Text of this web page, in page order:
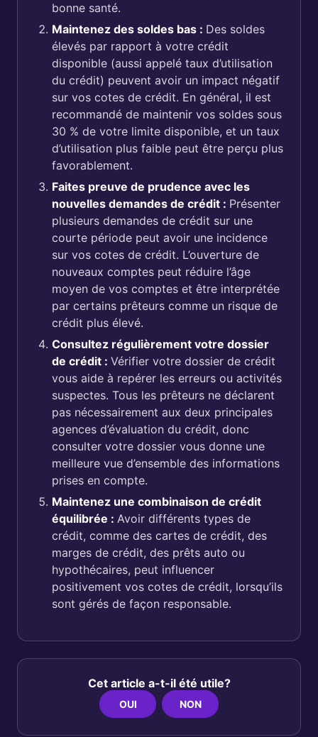
bonne santé.
Maintenez des soldes bas : Des soldes
élevés par rapport à votre crédit
disponible (aussi appelé taux d’utilisation
du crédit) peuvent avoir un impact négatif
sur vos cotes de crédit. En général, il est
recommandé de maintenir vos soldes sous
30 % de votre limite disponible, et un taux
d’utilisation plus faible peut être perçu plus
favorablement.
Faites preuve de prudence avec les
nouvelles demandes de crédit : Présenter
plusieurs demandes de crédit sur une
courte période peut avoir une incidence
sur vos cotes de crédit. L’ouverture de
nouveaux comptes peut réduire l’âge
moyen de vos comptes et être interprétée
par certains prêteurs comme un risque de
crédit plus élevé.
Consultez régulièrement votre dossier
de crédit : Vérifier votre dossier de crédit
vous aide à repérer les erreurs ou activités
suspectes. Tous les prêteurs ne déclarent
pas nécessairement aux deux principales
agences d’évaluation du crédit, donc
consulter votre dossier vous donne une
meilleure vue d’ensemble des informations
prises en compte.
Maintenez une combinaison de crédit
équilibrée : Avoir différents types de
crédit, comme des cartes de crédit, des
marges de crédit, des prêts auto ou
hypothécaires, peut influencer
positivement vos cotes de crédit, lorsqu’ils
sont gérés de façon responsable.
Cet article a-t-il été utile?
OUI NON